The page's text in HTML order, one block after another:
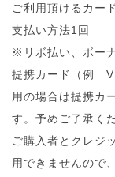
ご利用頂けるカー
支払い方法1回
※リボ払い、ボー
提携カード（例
用の場合は提携カ
す。予めご了承く
ご購入者とクレジ
用できませんので